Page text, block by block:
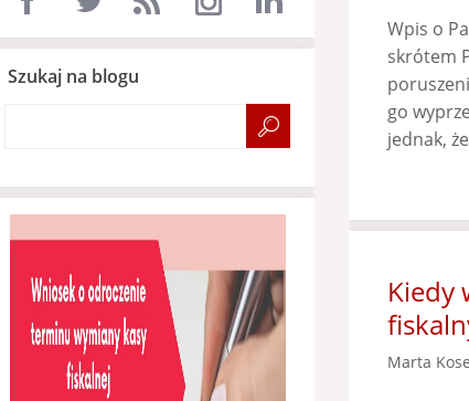
Wpis o
skrótem
go
jednak,
Kiedy
Marta
Szukaj na blogu